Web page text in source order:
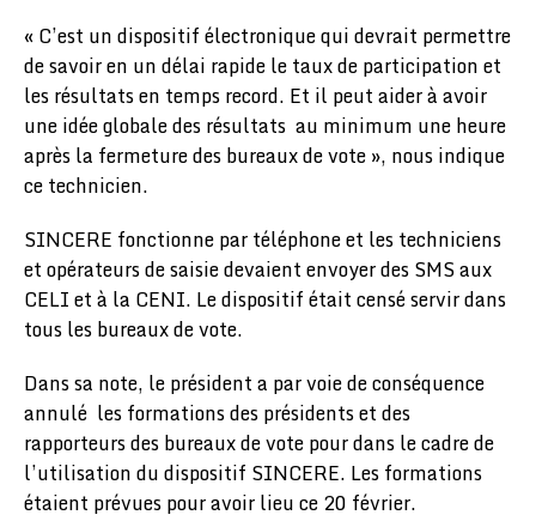
« C’est un dispositif électronique qui devrait permettre
de savoir en un délai rapide le taux de participation et
les résultats en temps record. Et il peut aider à avoir
une idée globale des résultats au minimum une heure
après la fermeture des bureaux de vote », nous indique
ce technicien.
SINCERE fonctionne par téléphone et les techniciens
et opérateurs de saisie devaient envoyer des SMS aux
CELI et à la CENI. Le dispositif était censé servir dans
tous les bureaux de vote.
Dans sa note, le président a par voie de conséquence
annulé les formations des présidents et des
rapporteurs des bureaux de vote pour dans le cadre de
l’utilisation du dispositif SINCERE. Les formations
étaient prévues pour avoir lieu ce 20 février.